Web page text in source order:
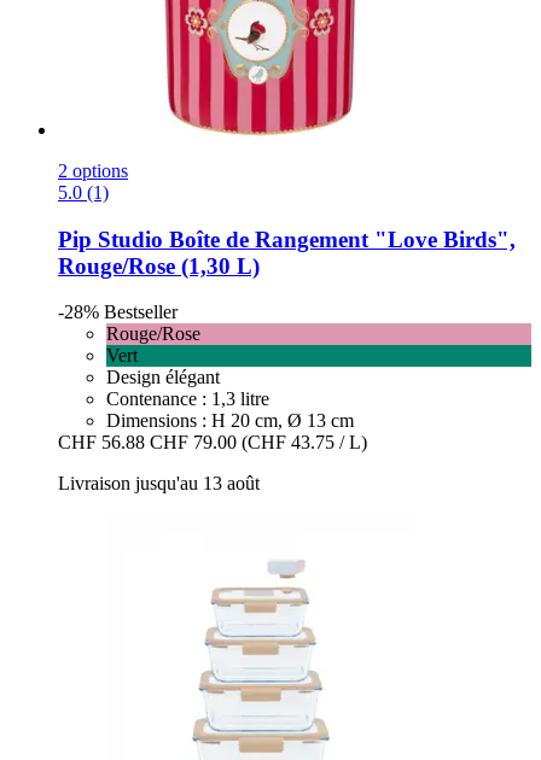
2 options
5.0 (1)
Pip Studio Boîte de Rangement "Love Birds",
Rouge/Rose (1,30 L)
-28% Bestseller
Rouge/Rose
Vert
Design élégant
Contenance : 1,3 litre
Dimensions : H 20 cm, Ø 13 cm
CHF 56.88 CHF 79.00 (CHF 43.75 / L)
Livraison jusqu'au 13 août